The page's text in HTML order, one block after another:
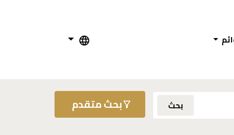
بحث بحث متقدم